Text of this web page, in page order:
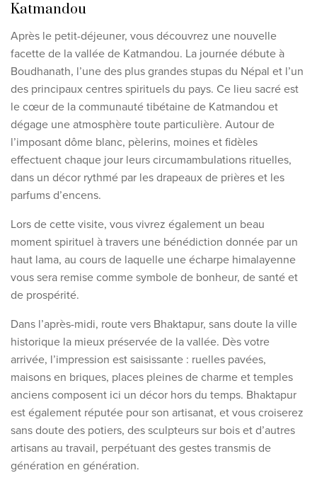
Katmandou
Après le petit-déjeuner, vous découvrez une nouvelle
facette de la vallée de Katmandou. La journée débute à
Boudhanath, l’une des plus grandes stupas du Népal et l’un
des principaux centres spirituels du pays. Ce lieu sacré est
le cœur de la communauté tibétaine de Katmandou et
dégage une atmosphère toute particulière. Autour de
l’imposant dôme blanc, pèlerins, moines et fidèles
effectuent chaque jour leurs circumambulations rituelles,
dans un décor rythmé par les drapeaux de prières et les
parfums d’encens.
Lors de cette visite, vous vivrez également un beau
moment spirituel à travers une bénédiction donnée par un
haut lama, au cours de laquelle une écharpe himalayenne
vous sera remise comme symbole de bonheur, de santé et
de prospérité.
Dans l’après-midi, route vers Bhaktapur, sans doute la ville
historique la mieux préservée de la vallée. Dès votre
arrivée, l’impression est saisissante : ruelles pavées,
maisons en briques, places pleines de charme et temples
anciens composent ici un décor hors du temps. Bhaktapur
est également réputée pour son artisanat, et vous croiserez
sans doute des potiers, des sculpteurs sur bois et d’autres
artisans au travail, perpétuant des gestes transmis de
génération en génération.